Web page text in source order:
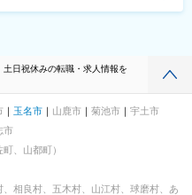
日祝休みの転職・求人情報を
玉名市 山鹿市 菊池市
宇土市
市
、山都町）
相良村、五木村、山江村、球磨村、あ